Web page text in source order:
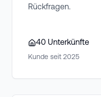
Rückfragen.
40 Unterkünfte
Kunde seit 2025